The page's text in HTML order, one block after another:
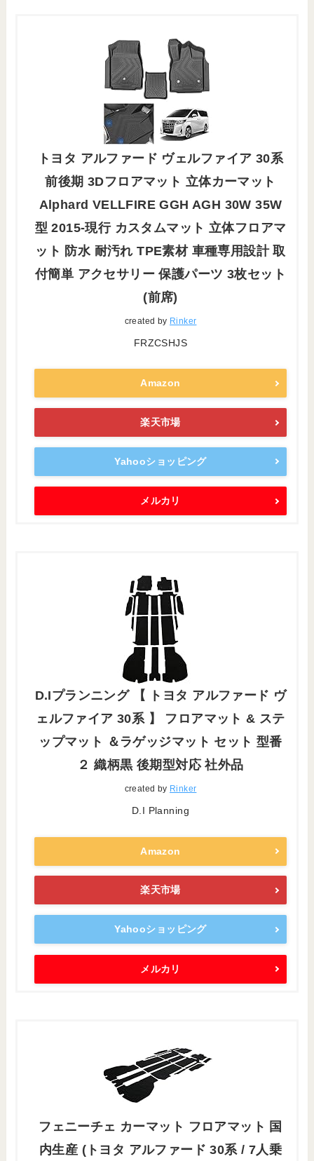
トヨタ アルファード ヴェルファイア 30系
前後期 3Dフロアマット 立体カーマット
Alphard VELLFIRE GGH AGH 30W 35W
型 2015-現行 カスタムマット 立体フロアマ
ット 防水 耐汚れ TPE素材 車種専用設計 取
付簡単 アクセサリー 保護パーツ 3枚セット
(前席)
created by Rinker
FRZCSHJS
Amazon
楽天市場
Yahooショッピング
メルカリ
D.Iプランニング 【 トヨタ アルファード ヴ
ェルファイア 30系 】 フロアマット & ステ
ップマット ＆ラゲッジマット セット 型番
２ 織柄黒 後期型対応 社外品
created by Rinker
D.I Planning
Amazon
楽天市場
Yahooショッピング
メルカリ
フェニーチェ カーマット フロアマット 国
内生産 (トヨタ アルファード 30系 / 7人乗